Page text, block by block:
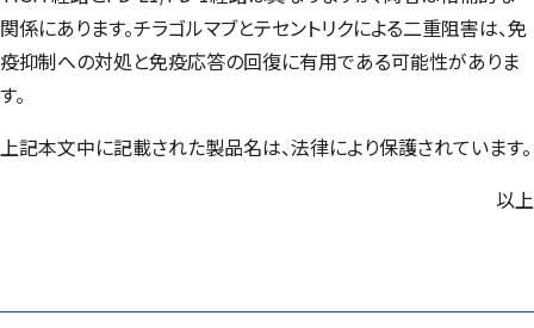
関係にあります。チラゴルマブとテセントリクによる二重阻害は、免
疫抑制への対処と免疫応答の回復に有用である可能性がありま
す。
上記本文中に記載された製品名は、法律により保護されています。
以上